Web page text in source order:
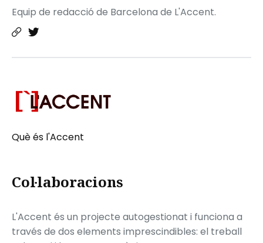
Equip de redacció de Barcelona de L'Accent.
Què és l'Accent
Col·laboracions
L'Accent és un projecte autogestionat i funciona a
través de dos elements imprescindibles: el treball